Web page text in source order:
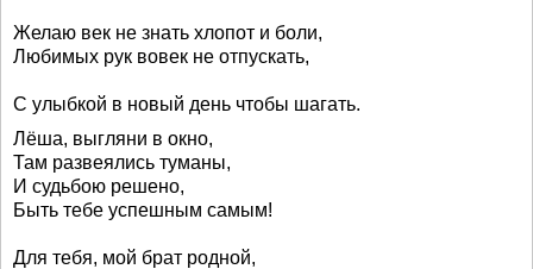
Желаю век не знать хлопот и боли,
Любимых рук вовек не отпускать,
С улыбкой в новый день чтобы шагать.
Лёша, выгляни в окно,
Там развеялись туманы,
И судьбою решено,
Быть тебе успешным самым!
Для тебя, мой брат родной,